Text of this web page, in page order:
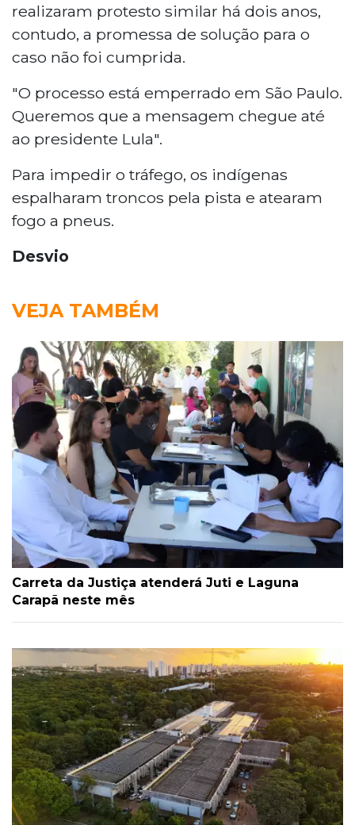
realizaram protesto similar há dois anos,
contudo, a promessa de solução para o
caso não foi cumprida.
"O processo está emperrado em São Paulo.
Queremos que a mensagem chegue até
ao presidente Lula".
Para impedir o tráfego, os indígenas
espalharam troncos pela pista e atearam
fogo a pneus.
Desvio
VEJA TAMBÉM
Carreta da Justiça atenderá Juti e Laguna
Carapã neste mês